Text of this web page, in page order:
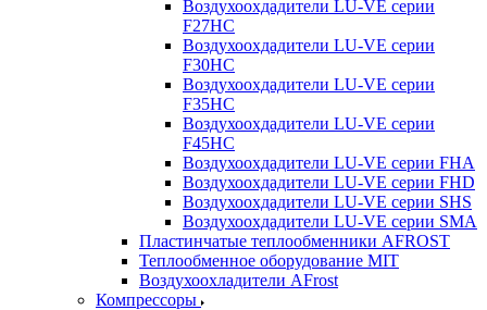
Воздухоохдадители LU-VE серии
F27HC
Воздухоохдадители LU-VE серии
F30HC
Воздухоохдадители LU-VE серии
F35HC
Воздухоохдадители LU-VE серии
F45HC
Воздухоохдадители LU-VE серии FHA
Воздухоохдадители LU-VE серии FHD
Воздухоохдадители LU-VE серии SHS
Воздухоохдадители LU-VE серии SMA
Пластинчатые теплообменники AFROST
Теплообменное оборудование MIT
Воздухоохладители AFrost
Компрессоры